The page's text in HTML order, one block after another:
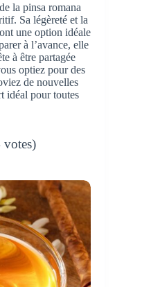
la pinsa romana
Sa légèreté et la
une option idéale
à l’avance, elle
à être partagée
optiez pour des
de nouvelles
idéal pour toutes
votes)